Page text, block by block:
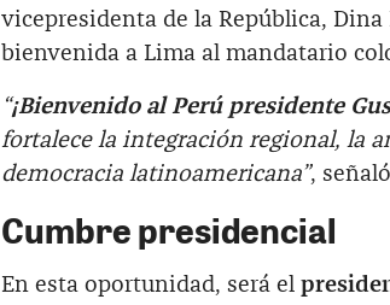
vicepresidenta de la República,
bienvenida a Lima al mandatario
“¡Bienvenido al Perú presidente
fortalece la integración regional, la
democracia latinoamericana”,
Cumbre presidencial
En esta oportunidad, será el